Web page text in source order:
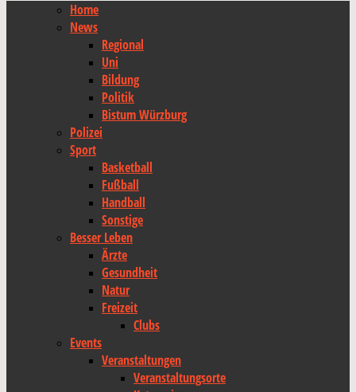
Home
News
Regional
Uni
Bildung
Politik
Bistum Würzburg
Polizei
Sport
Basketball
Fußball
Handball
Sonstige
Besser Leben
Ärzte
Gesundheit
Natur
Freizeit
Clubs
Events
Veranstaltungen
Veranstaltungsorte